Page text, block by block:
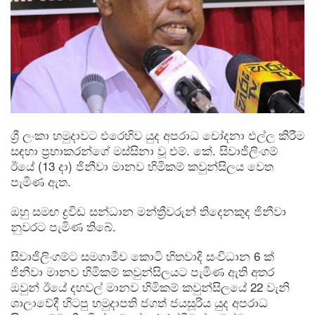
ශ්‍රී ලංකා හමුදාවට එරෙහිව යුද අපරාධ චෝදනා එල්ල කිරීම
සඳහා ප්‍රභාකරන්ගේ මස්‌සිනා වූ එම්. කේ. සිවාජිලිංගම්
ඊයේ (13 දා) ජිනීවා මානව හිමිකම් කවුන්සිලය වෙත
පැමිණ ඇත.
ඔහු සමඟ ද්‍රවිඩ සන්ධාන මන්ත්‍රීවරුන් තිදෙනකුද ජිනීවා
නුවරට පැමිණ තිබේ.
සිවාජිලිංගම්ට සමගාමීව කොටි හිතවාදි සංවිධාන 6 ක්‌
ජිනීවා මානව හිමිකම් කවුන්සිලයට පැමිණ ඇති අතර
ඔවුන් ඊයේ දහවල් මානව හිමිකම් කවුන්සිලයේ 22 වැනි
ශාලාවේදී හිටපු හමුදාපති ජගත් ජයසූරිය යුද අපරාධ